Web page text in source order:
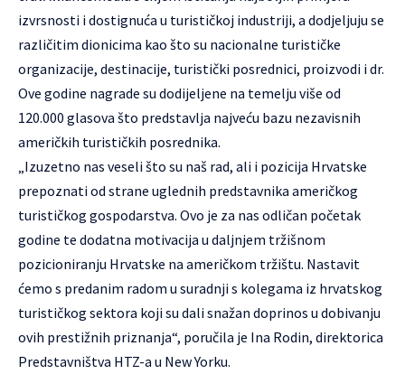
izvrsnosti i dostignuća u turističkoj industriji, a dodjeljuju se
različitim dionicima kao što su nacionalne turističke
organizacije, destinacije, turistički posrednici, proizvodi i dr.
Ove godine nagrade su dodijeljene na temelju više od
120.000 glasova što predstavlja najveću bazu nezavisnih
američkih turističkih posrednika.
„Izuzetno nas veseli što su naš rad, ali i pozicija Hrvatske
prepoznati od strane uglednih predstavnika američkog
turističkog gospodarstva. Ovo je za nas odličan početak
godine te dodatna motivacija u daljnjem tržišnom
pozicioniranju Hrvatske na američkom tržištu. Nastavit
ćemo s predanim radom u suradnji s kolegama iz hrvatskog
turističkog sektora koji su dali snažan doprinos u dobivanju
ovih prestižnih priznanja“, poručila je Ina Rodin, direktorica
Predstavništva HTZ-a u New Yorku.